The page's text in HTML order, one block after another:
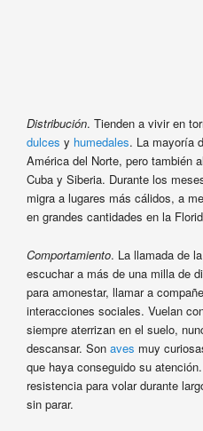
Distribución. Tienden a vivir en
dulces y humedales. La mayoría
América del Norte, pero también
Cuba y Siberia. Durante los
migra a lugares más cálidos, a
en grandes cantidades en la
Comportamiento. La llamada de
escuchar a más de una milla de
para amonestar, llamar a
interacciones sociales. Vuelan
siempre aterrizan en el suelo,
descansar. Son aves muy
que haya conseguido su
resistencia para volar durante
sin parar.